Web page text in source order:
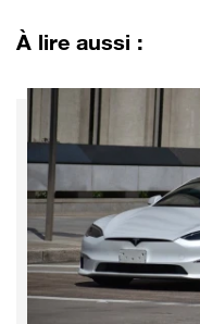
À lire aussi :